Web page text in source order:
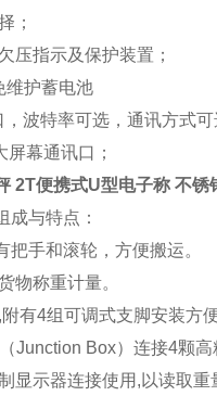
；
压指示及保护装置；
维护蓄电池
波特率可选，通讯方式可
幕通讯口；
2T便携式U型电子称 不锈
成与特点：
把手和滚轮，方便搬运。
物称重计量。
有4组可调式支脚安装方便
Junction Box）连接4颗高
显示器连接使用,以读取重